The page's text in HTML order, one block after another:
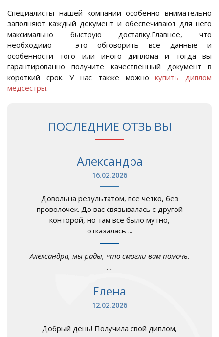
Специалисты нашей компании особенно внимательно
заполняют каждый документ и обеспечивают для него
максимально быструю доставку.Главное, что
необходимо – это обговорить все данные и
особенности того или иного диплома и тогда вы
гарантированно получите качественный документ в
короткий срок. У нас также можнокупить диплом
медсестры.
ПОСЛЕДНИЕ ОТЗЫВЫ
Александра
16.02.2026
Довольна результатом, все четко, без
проволочек. До вас связывалась с другой
конторой, но там все было мутно,
отказалась ...
Александра, мы рады, что смогли вам помочь.
...
Елена
12.02.2026
Добрый день! Получила свой диплом,